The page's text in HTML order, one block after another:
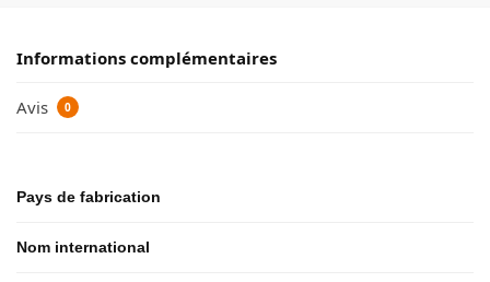
Informations complémentaires
Avis 0
Pays de fabrication
Nom international